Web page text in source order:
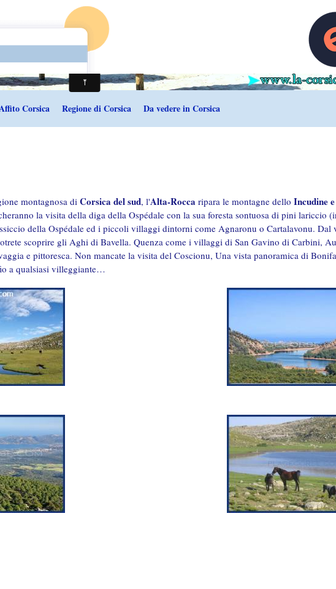
Corsica Regione di Corsica Da vedere in Corsica
montagnosa di Corsica del sud, l'Alta-Rocca ripara le montagne dello Incudine
la visita della diga della Ospédale con la sua foresta sontuosa di pini lariccio
della Ospédale ed i piccoli villaggi dintorni come Agnaronu o Cartalavonu.
scoprire gli Aghi di Bavella. Quenza come i villaggi di San Gavino di Carbini,
e pittoresca. Non mancate la visita del Coscionu, Una vista panoramica di
a qualsiasi villeggiante…